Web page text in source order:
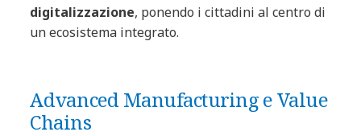
digitalizzazione, ponendo i cittadini al centro di
un ecosistema integrato.
Advanced Manufacturing e Value
Chains